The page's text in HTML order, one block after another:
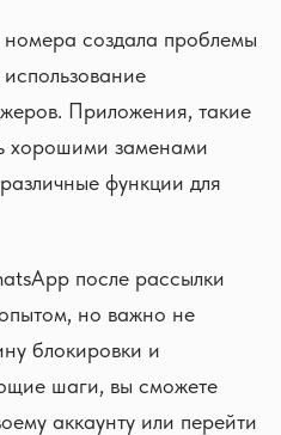
создала проблемы
Приложения, такие
хорошими заменами
функции для
после рассылки
но важно не
блокировки и
шаги, вы сможете
аккаунту или перейти